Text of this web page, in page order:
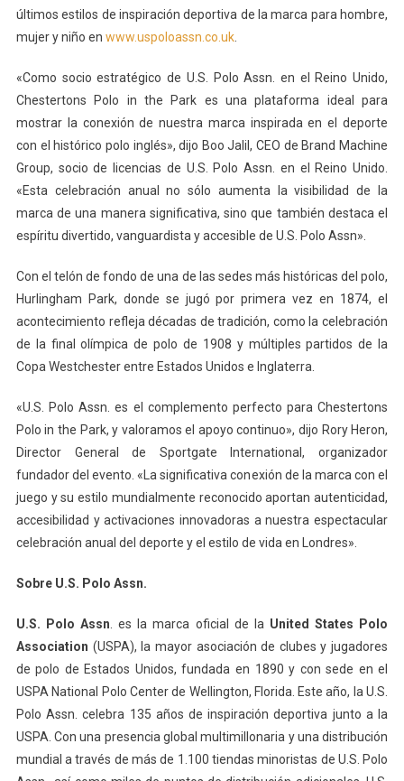
últimos estilos de inspiración deportiva de la marca para hombre,
mujer y niño en www.uspoloassn.co.uk.
«Como socio estratégico de U.S. Polo Assn. en el Reino Unido,
Chestertons Polo in the Park es una plataforma ideal para
mostrar la conexión de nuestra marca inspirada en el deporte
con el histórico polo inglés», dijo Boo Jalil, CEO de Brand Machine
Group, socio de licencias de U.S. Polo Assn. en el Reino Unido.
«Esta celebración anual no sólo aumenta la visibilidad de la
marca de una manera significativa, sino que también destaca el
espíritu divertido, vanguardista y accesible de U.S. Polo Assn».
Con el telón de fondo de una de las sedes más históricas del polo,
Hurlingham Park, donde se jugó por primera vez en 1874, el
acontecimiento refleja décadas de tradición, como la celebración
de la final olímpica de polo de 1908 y múltiples partidos de la
Copa Westchester entre Estados Unidos e Inglaterra.
«U.S. Polo Assn. es el complemento perfecto para Chestertons
Polo in the Park, y valoramos el apoyo continuo», dijo Rory Heron,
Director General de Sportgate International, organizador
fundador del evento. «La significativa conexión de la marca con el
juego y su estilo mundialmente reconocido aportan autenticidad,
accesibilidad y activaciones innovadoras a nuestra espectacular
celebración anual del deporte y el estilo de vida en Londres».
Sobre U.S. Polo Assn.
U.S. Polo Assn . es la marca oficial de la United States Polo
Association (USPA), la mayor asociación de clubes y jugadores
de polo de Estados Unidos, fundada en 1890 y con sede en el
USPA National Polo Center de Wellington, Florida. Este año, la U.S.
Polo Assn. celebra 135 años de inspiración deportiva junto a la
USPA. Con una presencia global multimillonaria y una distribución
mundial a través de más de 1.100 tiendas minoristas de U.S. Polo